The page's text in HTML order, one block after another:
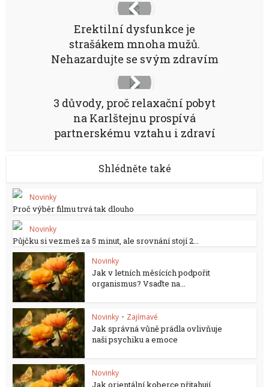
Erektilní dysfunkce je
strašákem mnoha mužů.
Nehazardujte se svým zdravím
3 důvody, proč relaxační pobyt
na Karlštejnu prospívá
partnerskému vztahu i zdraví
Shlédněte také
Novinky
Proč výběr filmu trvá tak dlouho
Novinky
Půjčku si vezmeš za 5 minut, ale srovnání stojí 2...
Novinky
Jak v letních měsících podpořit
organismus? Vsaďte na...
Novinky • Zajímavé
Jak správná vůně prádla ovlivňuje
naši psychiku a emoce
Novinky
Jak orientální koberce přitahují